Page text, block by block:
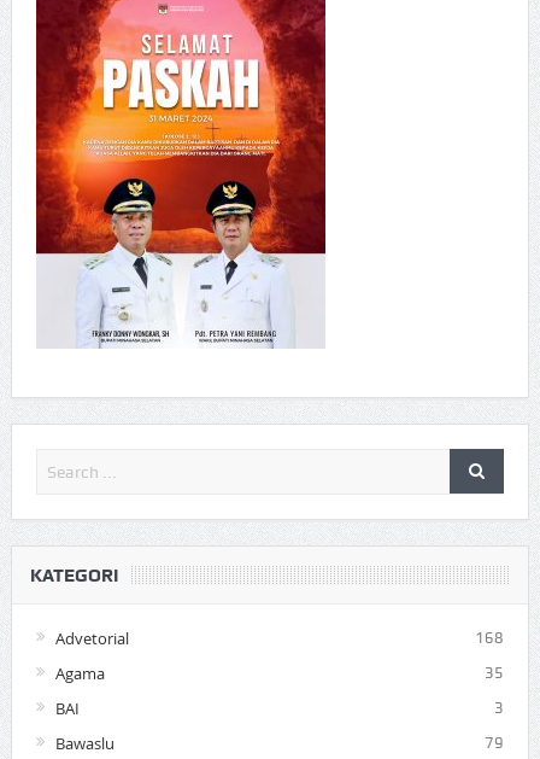
KATEGORI
Advetorial 168
Agama 35
BAI 3
Bawaslu 79